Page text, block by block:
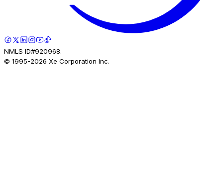
NMLS ID#920968.
© 1995-2026 Xe Corporation Inc.